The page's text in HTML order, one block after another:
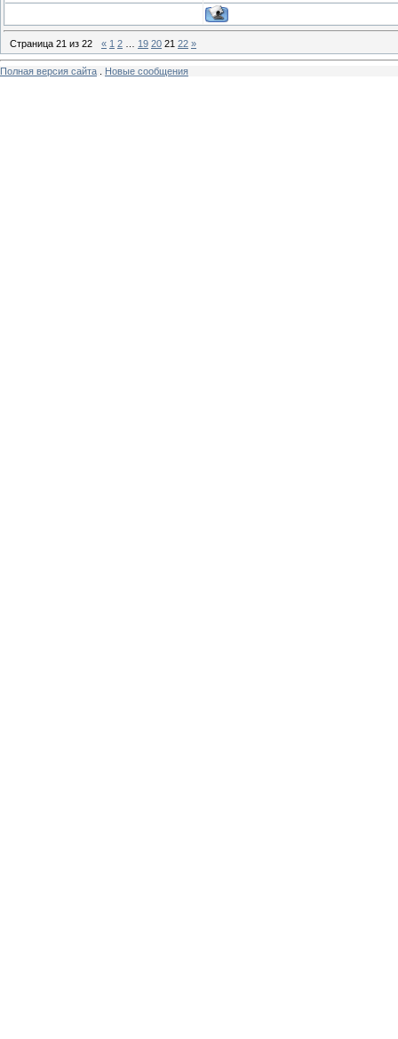
Страница 21 из 22 « 1 2 19 20 21 22 »
Полная версия сайта Новые сообщения